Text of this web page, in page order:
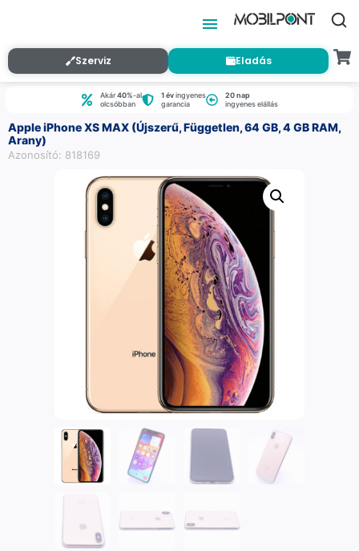
Szerviz Eladás
Akár40%-al
olcsóbban
1 évingyenes
garancia
20 nap
ingyenes elállás
Apple iPhone XS MAX (Újszerű, Független, 64 GB, 4 GB RAM,
Arany)
Azonosító: 818169